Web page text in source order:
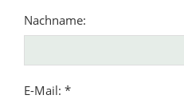
Nachname:
E-Mail: *